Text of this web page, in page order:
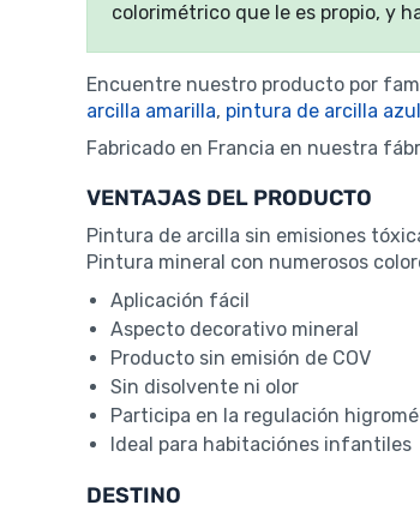
colorimétrico que le es propio, y
Encuentre nuestro producto por
arcilla amarilla, pintura de arcilla azul
Fabricado en Francia en nuestra
VENTAJAS DEL PRODUCTO
Pintura de arcilla sin emisiones
Pintura mineral con numerosos
Aplicación fácil
Aspecto decorativo mineral
Producto sin emisión de COV
Sin disolvente ni olor
Participa en la regulación
Ideal para habitaciónes infantiles
DESTINO